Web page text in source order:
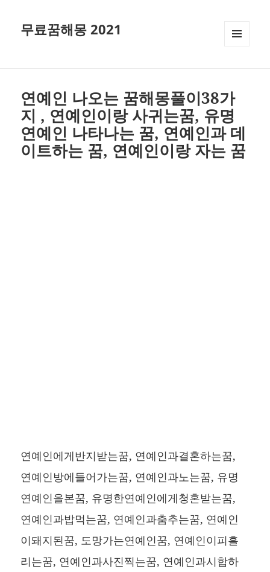
무료꿈해몽 2021
연예인 나오는 꿈해몽풀이38가
지 , 연예인이랑 사귀는꿈, 유명
연예인 나타나는 꿈, 연예인과 데
이트하는 꿈, 연예인이랑 자는 꿈
연예인에게반지받는꿈, 연예인과결혼하는꿈,
연예인방에들어가는꿈, 연예인과노는꿈, 유명
연예인을본꿈, 유명한연예인에게청혼받는꿈,
연예인과밥먹는꿈, 연예인과춤추는꿈, 연예인
이돼지된꿈, 도망가는연예인꿈, 연예인이피흘
리는꿈, 연예인과사진찍는꿈, 연예인과시합하